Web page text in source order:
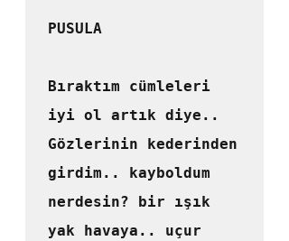
PUSULA
Bıraktım cümleleri
iyi ol artık diye..
Gözlerinin kederinden
girdim.. kayboldum
nerdesin? bir ışık
yak havaya.. uçur